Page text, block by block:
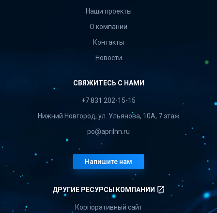
Наши проекты
О компании
Контакты
Новости
СВЯЖИТЕСЬ С НАМИ
+7 831 202-15-15
Нижний Новгород, ул. Ульянова, 10А, 7 этаж
po@aprilnn.ru
Напишите нам
ДРУГИЕ РЕСУРСЫ КОМПАНИИ launch
Корпоративный сайт